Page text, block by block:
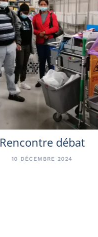
Rencontre débat
10 DÉCEMBRE 2024